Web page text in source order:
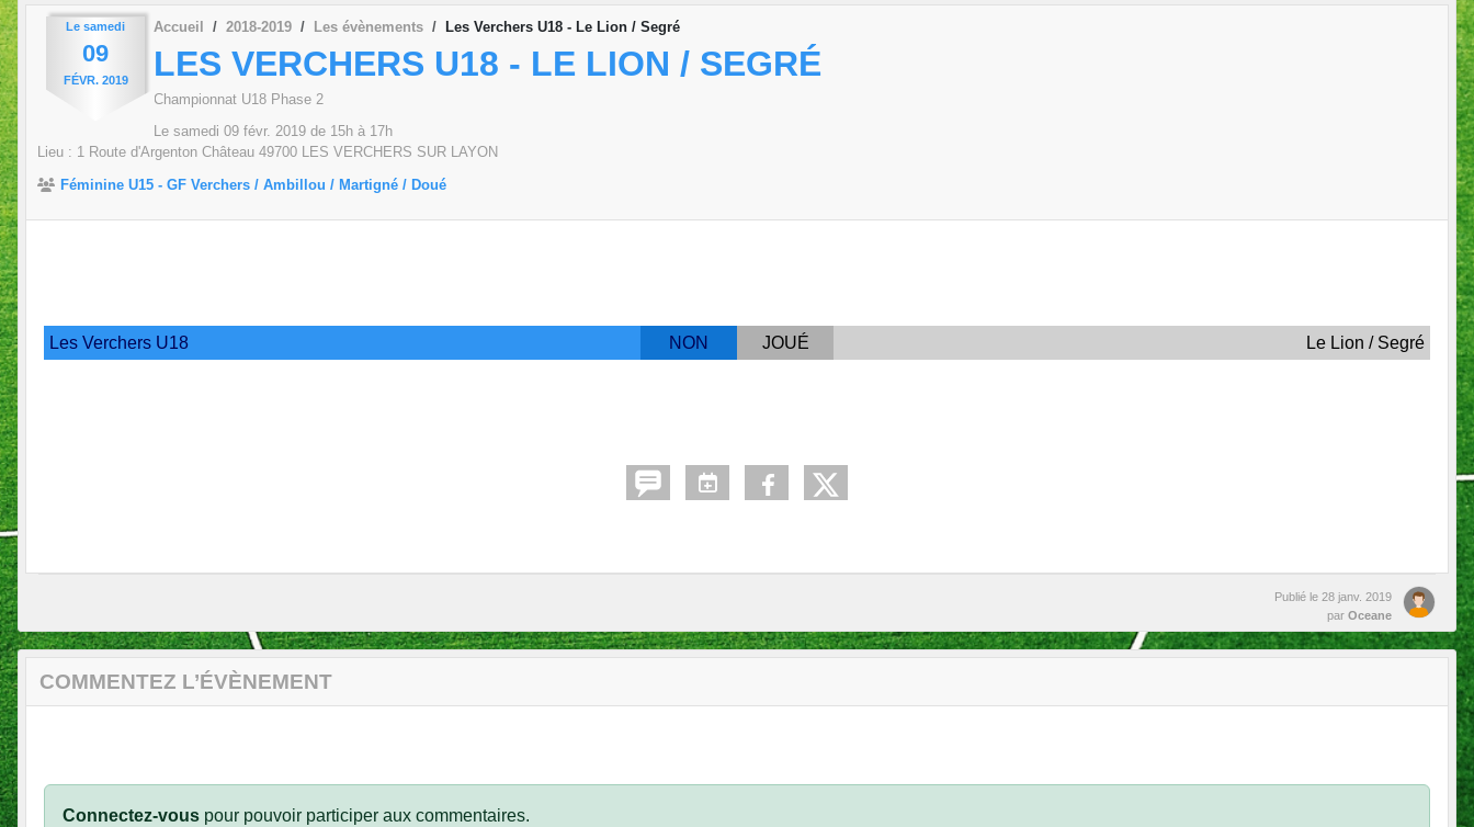
Le samedi
09
FÉVR. 2019
Accueil 2018-2019 Les évènements Les Verchers U18 - Le Lion / Segré
LES VERCHERS U18 - LE LION / SEGRÉ
Championnat U18 Phase 2
Le samedi 09 févr. 2019 de 15h à 17h
Lieu : 1 Route d'Argenton Château 49700 LES VERCHERS SUR LAYON
Féminine U15 - GF Verchers / Ambillou / Martigné / Doué
Les Verchers U18 NON JOUÉ Le Lion / Segré
Publié le 28 janv. 2019
par Oceane
COMMENTEZ L’ÉVÈNEMENT
Connectez-vous pour pouvoir participer aux commentaires.